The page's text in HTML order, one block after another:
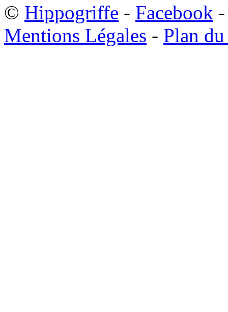
© Hippogriffe - Facebook
Mentions Légales - Plan